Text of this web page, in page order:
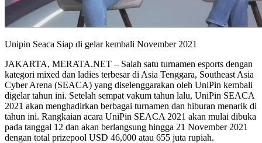
Unipin Seaca Siap di gelar kembali November 2021
JAKARTA, MERATA.NET – Salah satu turnamen esports dengan
kategori mixed dan ladies terbesar di Asia Tenggara, Southeast Asia
Cyber Arena (SEACA) yang diselenggarakan oleh UniPin kembali
digelar tahun ini. Setelah sempat vakum tahun lalu, UniPin SEACA
2021 akan menghadirkan berbagai turnamen dan hiburan menarik di
tahun ini. Rangkaian acara UniPin SEACA 2021 akan mulai dibuka
pada tanggal 12 dan akan berlangsung hingga 21 November 2021
dengan total prizepool USD 46,000 atau 655 juta rupiah.